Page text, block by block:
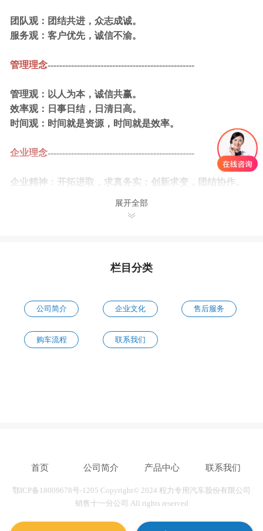
团队观：团结共进，众志成诚。
服务观：客户优先，诚信不渝。
管理理念--------------------------------------------------
管理观：以人为本，诚信共赢。
效率观：日事日结，日清日高。
时间观：时间就是资源，时间就是效率。
企业理念--------------------------------------------------
企业精神：开拓进取，求真务实；创新求变，团结协作。
企业风格：对客户诚信，对员工信任，对社会负责。对企
业忠诚，对事业执着，对工作严谨
展开全部
栏目分类
公司简介 企业文化 售后服务
购车流程 联系我们
首页 公司简介 产品中心 联系我们
鄂ICP备18009678号-1205 Copyright© 2024 程力专用汽车股份有限公司
销售十一分公司 All rights reserved